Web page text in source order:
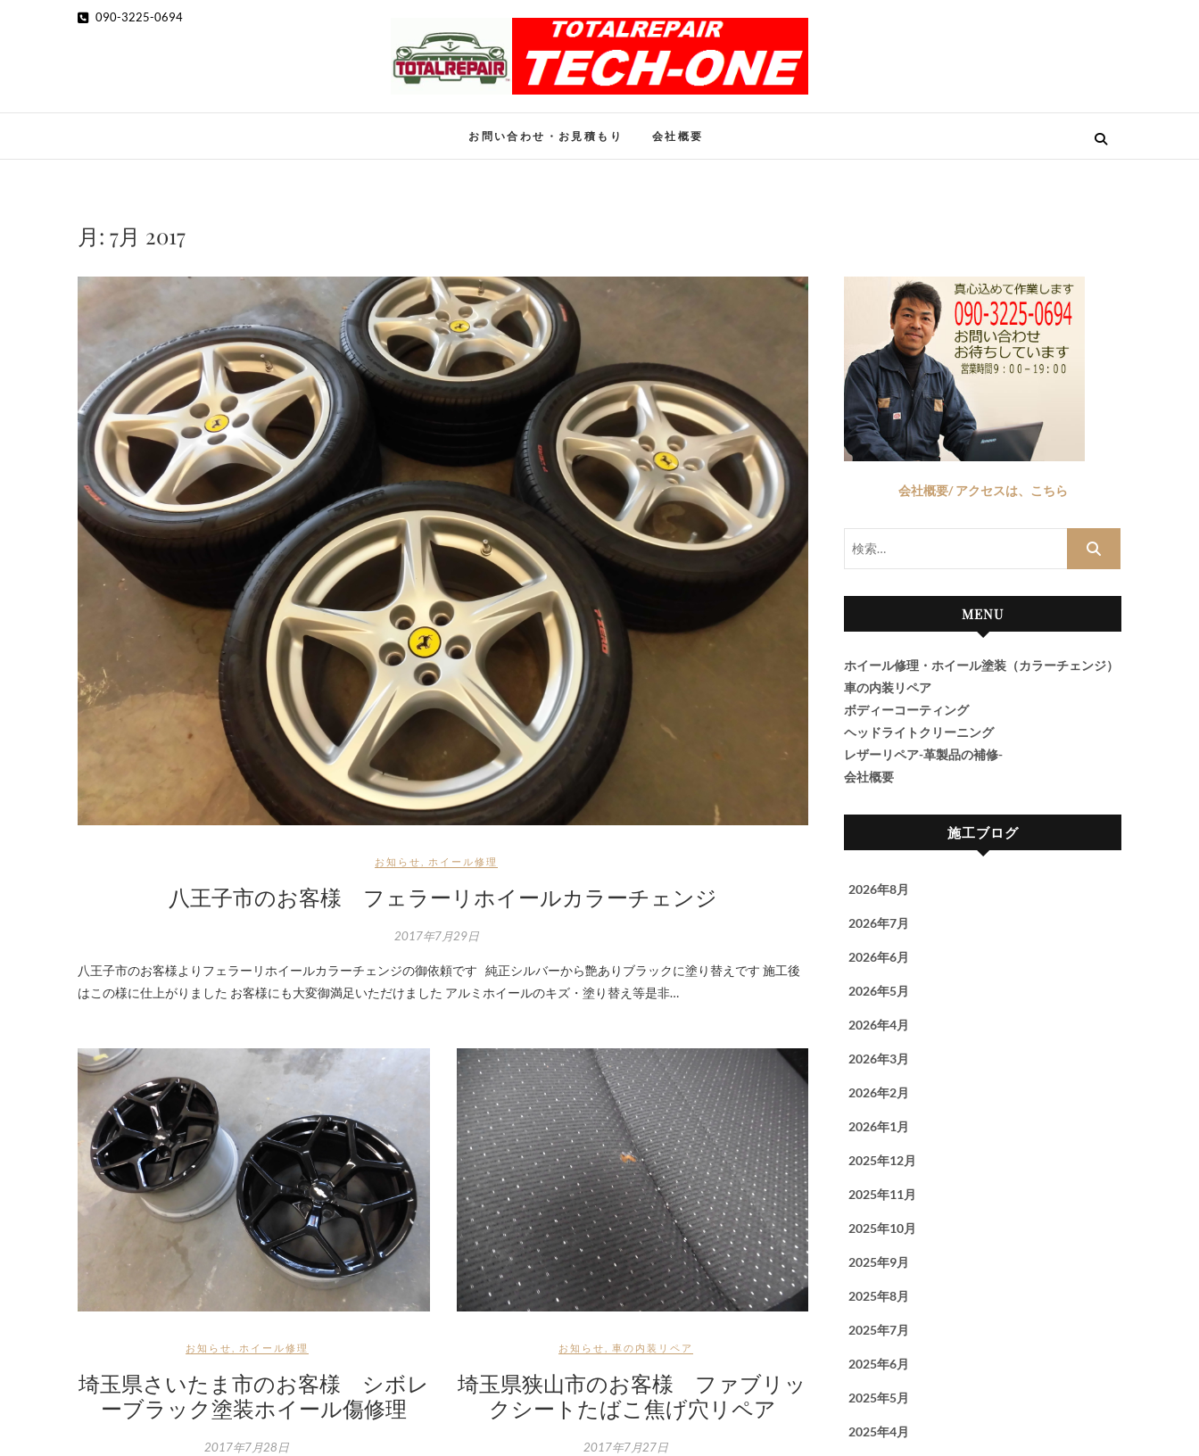
090-3225-0694
ホイール修理のトータルリペアテックワン
お問い合わせ・お見積もり 会社概要
月: 7月 2017
お知らせ ホイール修理
八王子市のお客様 フェラーリホイールカラーチェンジ
2017年7月29日
八王子市のお客様よりフェラーリホイールカラーチェンジの御依頼です 純正シルバーから艶ありブラックに塗り替えです 施工後
はこの様に仕上がりました お客様にも大変御満足いただけました アルミホイールのキズ・塗り替え等是非…
お知らせ ホイール修理
埼玉県さいたま市のお客様 シボレ
ーブラック塗装ホイール傷修理
2017年7月28日
お知らせ 車の内装リペア
埼玉県狭山市のお客様 ファブリッ
クシートたばこ焦げ穴リペア
2017年7月27日
会社概要/ アクセスは、こちら
MENU
ホイール修理・ホイール塗装（カラーチェンジ）
車の内装リペア
ボディーコーティング
ヘッドライトクリーニング
レザーリペア-革製品の補修-
会社概要
施工ブログ
2026年8月
2026年7月
2026年6月
2026年5月
2026年4月
2026年3月
2026年2月
2026年1月
2025年12月
2025年11月
2025年10月
2025年9月
2025年8月
2025年7月
2025年6月
2025年5月
2025年4月